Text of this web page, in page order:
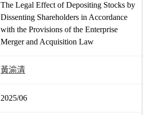
The Legal Effect of Depositing Stocks by
Dissenting Shareholders in Accordance
with the Provisions of the Enterprise
Merger and Acquisition Law
黃渝清
2025/06